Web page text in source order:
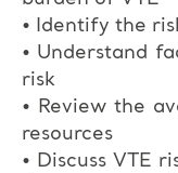
• Identify the
• Understand
risk
• Review the
resources
• Discuss VTE